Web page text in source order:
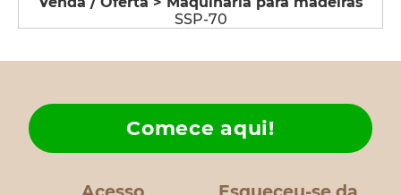
SSP-70
Comece aqui!